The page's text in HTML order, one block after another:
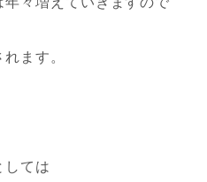
ます。
しては